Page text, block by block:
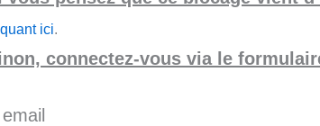
ici.
connectez-vous via le